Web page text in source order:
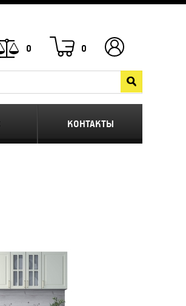
0 0
КОНТАКТЫ